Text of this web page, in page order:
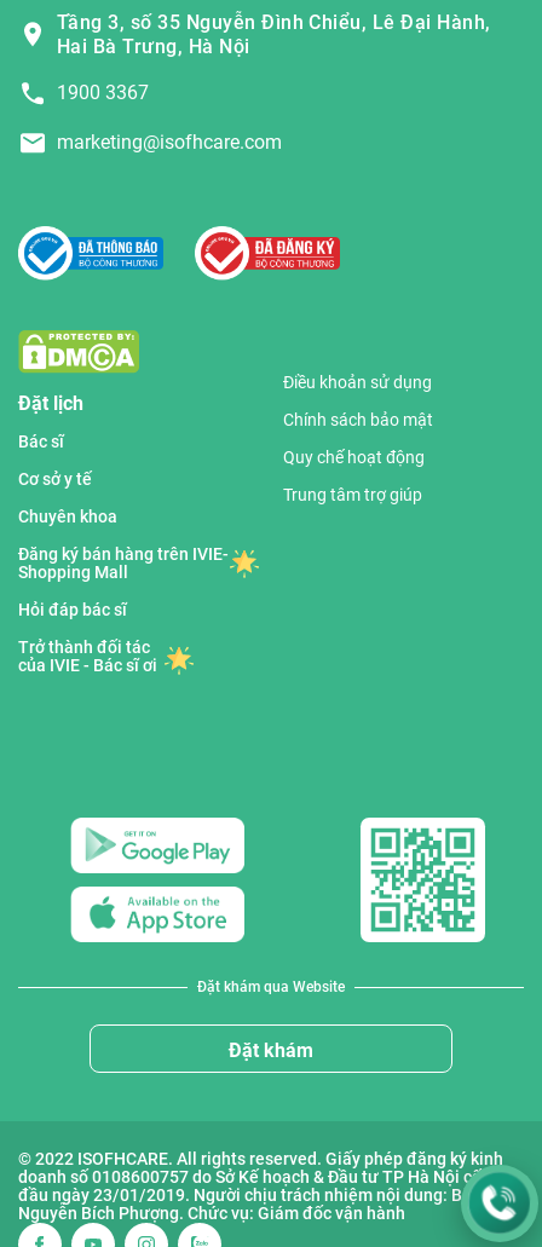
Tầng 3, số 35 Nguyễn Đình Chiểu, Lê Đại Hành,
Hai Bà Trưng, Hà Nội
1900 3367
marketing@isofhcare.com
Đặt lịch
Bác sĩ
Cơ sở y tế
Chuyên khoa
Đăng ký bán hàng trên IVIE-
Shopping Mall
Hỏi đáp bác sĩ
Trở thành đối tác
của IVIE - Bác sĩ ơi
Điều khoản sử dụng
Chính sách bảo mật
Quy chế hoạt động
Trung tâm trợ giúp
Đặt khám qua Website
Đặt khám
© 2022 ISOFHCARE. All rights reserved. Giấy phép đăng ký kinh
doanh số 0108600757 do Sở Kế hoạch & Đầu tư TP Hà Nội cấp lần
đầu ngày 23/01/2019. Người chịu trách nhiệm nội dung: Bà
Nguyễn Bích Phượng. Chức vụ: Giám đốc vận hành